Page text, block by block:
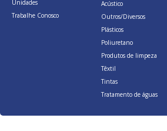
Unidades
Trabalhe Conosco
Acústico
Outros/Diversos
Plásticos
Poliuretano
Produtos de limpeza
Têxtil
Tintas
Tratamento de águas